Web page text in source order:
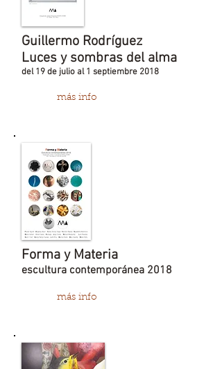
Guillermo Rodríguez
Luces y sombras del alma
del 19 de julio al 1 septiembre 2018
más info
Forma y Materia
escultura contemporánea 2018
más info